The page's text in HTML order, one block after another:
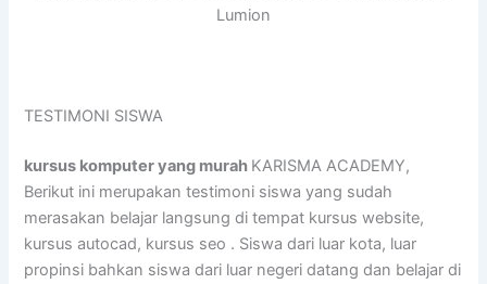
Lumion
TESTIMONI SISWA
kursus komputer yang murah KARISMA ACADEMY,
Berikut ini merupakan testimoni siswa yang sudah
merasakan belajar langsung di tempat kursus website,
kursus autocad, kursus seo . Siswa dari luar kota, luar
propinsi bahkan siswa dari luar negeri datang dan belajar di